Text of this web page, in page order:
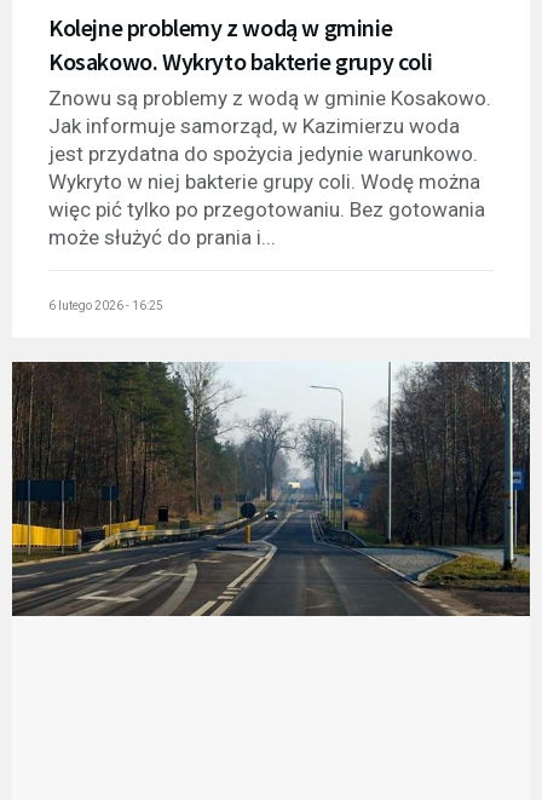
Kolejne problemy z wodą w gminie
Kosakowo. Wykryto bakterie grupy coli
Znowu są problemy z wodą w gminie Kosakowo.
Jak informuje samorząd, w Kazimierzu woda
jest przydatna do spożycia jedynie warunkowo.
Wykryto w niej bakterie grupy coli. Wodę można
więc pić tylko po przegotowaniu. Bez gotowania
może służyć do prania i...
6 lutego 2026 - 16:25